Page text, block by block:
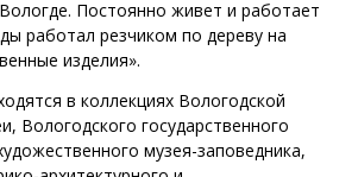
Постоянно живет и работает
работал резчиком по дереву на
изделия».
в коллекциях Вологодской
Вологодского государственного
музея-заповедника,